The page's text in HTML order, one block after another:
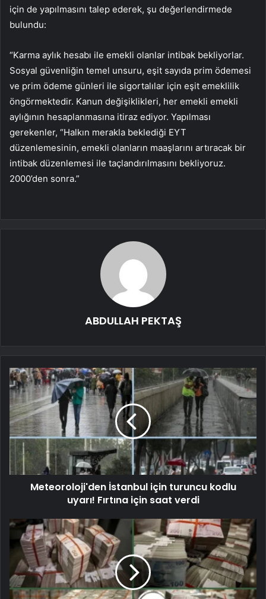
için de yapılmasını talep ederek, şu değerlendirmede
bulundu:
“Karma aylık hesabı ile emekli olanlar intibak bekliyorlar.
Sosyal güvenliğin temel unsuru, eşit sayıda prim ödemesi
ve prim ödeme günleri ile sigortalılar için eşit emeklilik
öngörmektedir. Kanun değişiklikleri, her emekli emekli
aylığının hesaplanmasına itiraz ediyor. Yapılması
gerekenler, “Halkın merakla beklediği EYT
düzenlemesinin, emekli olanların maaşlarını artıracak bir
intibak düzenlemesi ile taçlandırılmasını bekliyoruz.
2000’den sonra.”
ABDULLAH PEKTAŞ
Meteoroloji'den İstanbul için turuncu kodlu
uyarı! Fırtına için saat verdi